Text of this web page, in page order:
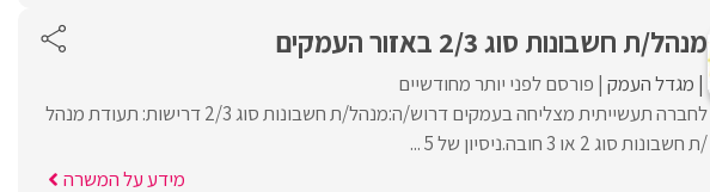
מנהל/ת חשבונות סוג 2/3 באזור העמקים
מגדל העמק פורסם לפני יותר מחודשיים
לחברה תעשייתית מצליחה בעמקים דרוש/ה:מנהל/ת חשבונות סוג 2/3 דרישות: תעודת מנהל
/ת חשבונות סוג 2 או 3 חובה.ניסיון של 5 ...
מידע על המשרה